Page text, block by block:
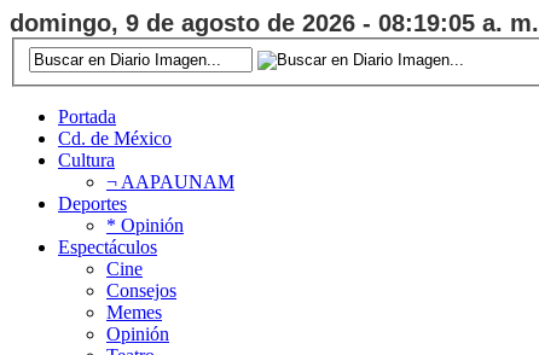
domingo, 9 de agosto de 2026 - 08:19:06 a. m.
Portada
Cd. de México
Cultura
¬ AAPAUNAM
Deportes
* Opinión
Espectáculos
Cine
Consejos
Memes
Opinión